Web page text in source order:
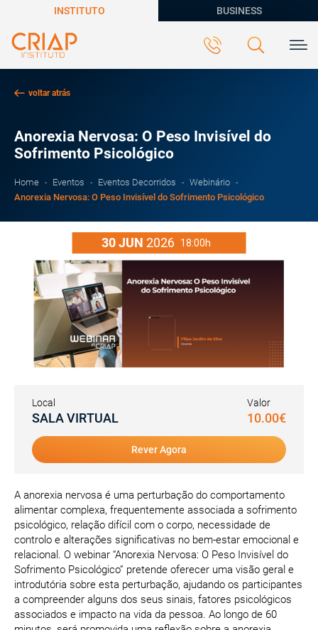
INSTITUTO BUSINESS
voltar atrás
Anorexia Nervosa: O Peso Invisível do
Sofrimento Psicológico
Home Eventos Eventos Decorridos
Webinário
Anorexia Nervosa: O Peso Invisível do Sofrimento Psicológico
30JUN 2026 18:00h
Local
SALA VIRTUAL
Valor
10.00€
Rever Agora
A anorexia nervosa é uma perturbação do comportamento
alimentar complexa, frequentemente associada a sofrimento
psicológico, relação difícil com o corpo, necessidade de
controlo e alterações significativas no bem-estar emocional e
relacional. O webinar “Anorexia Nervosa: O Peso Invisível do
Sofrimento Psicológico” pretende oferecer uma visão geral e
introdutória sobre esta perturbação, ajudando os participantes
a compreender alguns dos seus sinais, fatores psicológicos
associados e impacto na vida da pessoa. Ao longo de 60